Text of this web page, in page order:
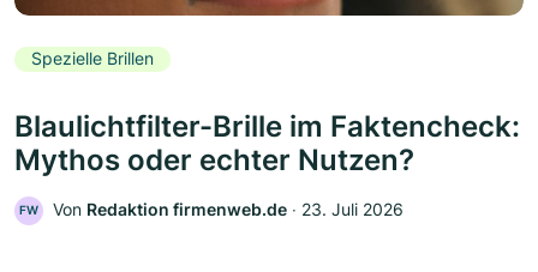
Spezielle Brillen
Blaulichtfilter-Brille im Faktencheck:
Mythos oder echter Nutzen?
FW Von Redaktion firmenweb.de ‧ 23. Juli 2026